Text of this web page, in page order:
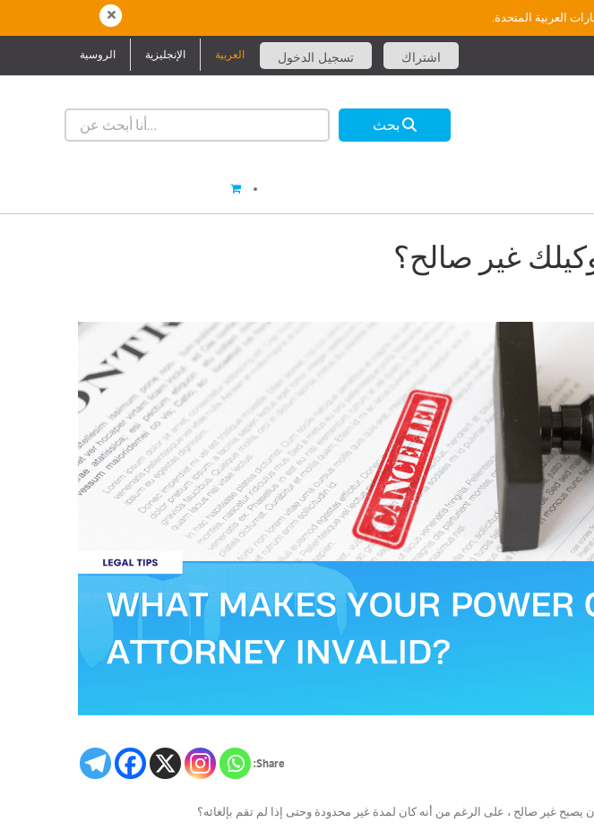
العربية المتحدة.
العربية الإنجليزية الروسية اشتراك تسجيل الدخول
غير صالح؟
Share:
يصبح غير صالح ، على الرغم من أنه كان لمدة غير محدودة وحتى إذا لم تقم بإلغائه؟